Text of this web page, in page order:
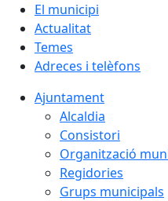
El municipi
Actualitat
Temes
Adreces i telèfons
Ajuntament
Alcaldia
Consistori
Organització
Regidories
Grups municipals